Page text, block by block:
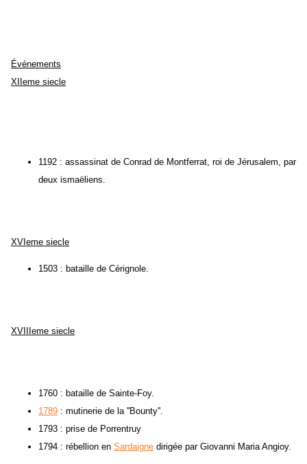
Événements
XIIeme siecle
1192 : assassinat de Conrad de Montferrat, roi de Jérusalem, par
deux ismaëliens.
XVIeme siecle
1503 : bataille de Cérignole.
XVIIIeme siecle
1760 : bataille de Sainte-Foy.
1789 : mutinerie de la ''Bounty''.
1793 : prise de Porrentruy
1794 : rébellion en Sardaigne dirigée par Giovanni Maria Angioy.